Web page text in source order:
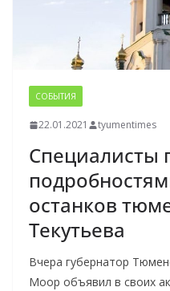
СОБЫТИЯ
22.01.2021 tyumentimes
Специалисты
останков
Текутьева
Вчера губернатор
Моор объявил в своих